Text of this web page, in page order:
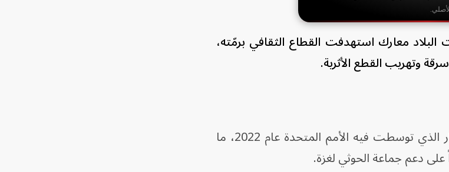
الأهلية في اليمن عام 2014، واجهت البلاد معارك استهدفت القطاع الثقافي برمّته،
وتهريب القطع الأثرية.
وبينما تراجعت حدّة القتال بعد اتفاق وقف إطلاق النار الذي توسطت فيه الأمم المتحدة عام 2022، ما
دعم جماعة الحوثي لغزة.